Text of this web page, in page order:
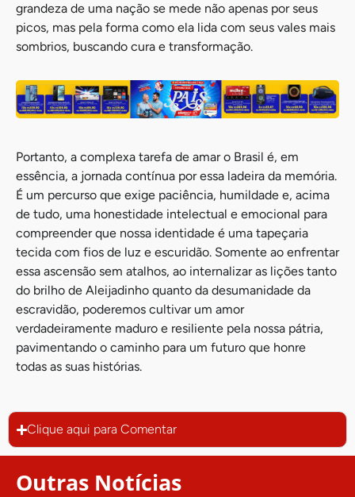
grandeza de uma nação se mede não apenas por seus
picos, mas pela forma como ela lida com seus vales mais
sombrios, buscando cura e transformação.
Portanto, a complexa tarefa de amar o Brasil é, em
essência, a jornada contínua por essa ladeira da memória.
É um percurso que exige paciência, humildade e, acima
de tudo, uma honestidade intelectual e emocional para
compreender que nossa identidade é uma tapeçaria
tecida com fios de luz e escuridão. Somente ao enfrentar
essa ascensão sem atalhos, ao internalizar as lições tanto
do brilho de Aleijadinho quanto da desumanidade da
escravidão, poderemos cultivar um amor
verdadeiramente maduro e resiliente pela nossa pátria,
pavimentando o caminho para um futuro que honre
todas as suas histórias.
Clique aqui para Comentar
Outras Notícias